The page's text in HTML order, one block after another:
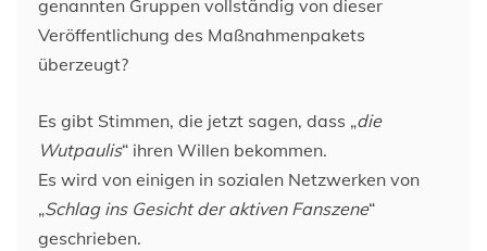
genannten Gruppen vollständig von dieser
Veröffentlichung des Maßnahmenpakets
überzeugt?
Es gibt Stimmen, die jetzt sagen, dass „die
Wutpaulis“ ihren Willen bekommen.
Es wird von einigen in sozialen Netzwerken von
„Schlag ins Gesicht der aktiven Fanszene“
geschrieben.